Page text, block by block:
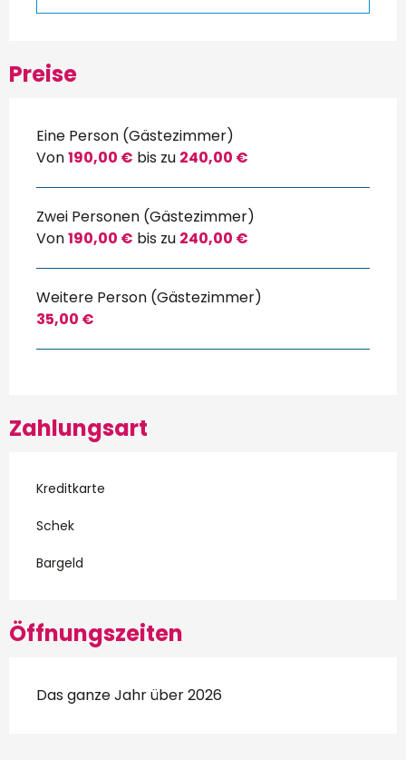
Preise
Eine Person (Gästezimmer)
Von190,00 € bis zu 240,00 €
Zwei Personen (Gästezimmer)
Von190,00 € bis zu 240,00 €
Weitere Person (Gästezimmer)
35,00 €
Zahlungsart
Kreditkarte
Schek
Bargeld
Öffnungszeiten
Das ganze Jahr über 2026